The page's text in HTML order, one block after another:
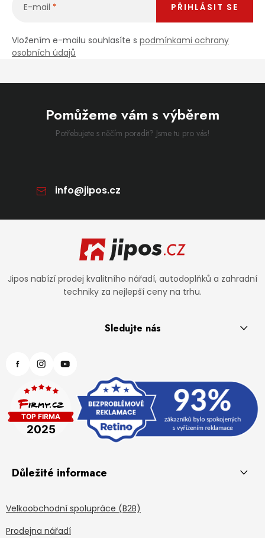
E-mail
Vložením e-mailu souhlasíte s podmínkami ochrany
osobních údajů
PŘIHLÁSIT SE
Pomůžeme vám s výběrem
Potřebujete s něčím poradit? Jsme tu pro vás!
info@jipos.cz
Jipos nabízí prodej kvalitního nářadí, autodoplňků a zahradní
techniky za nejlepší ceny na trhu.
Sledujte nás
Důležité informace
Velkoobchodní spolupráce (B2B)
Prodejna nářadí